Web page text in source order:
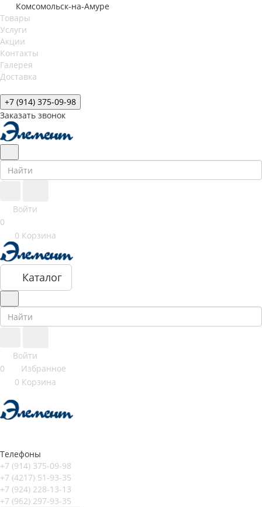
Комсомольск-на-Амуре
Товары
Услуги
Акции
Контакты
Галерея
Доставка
+7 (914) 375-09-98
Заказать звонок
Войти
0
0 Корзина
Каталог
Войти
0
Избранное
0 Корзина
Телефоны
+7 (914) 375-09-98
+7 (4217) 51-93-35
+7 (924) 228-13-13
+7 (962) 297-93-35